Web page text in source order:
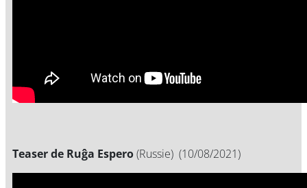
Teaser de Ruĝa Espero(Russie) (10/08/2021)